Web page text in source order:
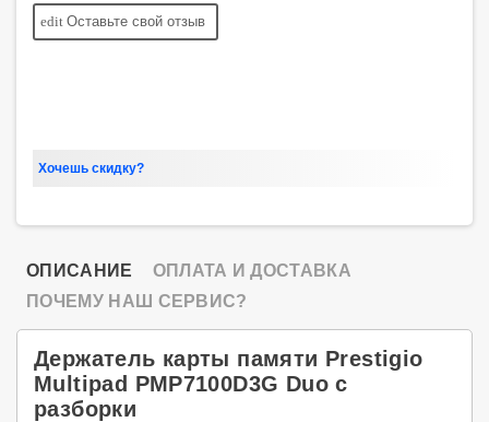
edit Оставьте свой отзыв
Хочешь скидку?
ОПИСАНИЕ
ОПЛАТА И ДОСТАВКА
ПОЧЕМУ НАШ СЕРВИС?
Держатель карты памяти Prestigio
Multipad PMP7100D3G Duo с
разборки